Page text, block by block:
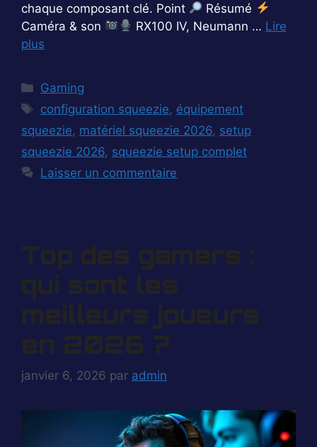
chaque composant clé. Point
Résumé
Caméra & son
RX100 IV, Neumann … Lire
plus
Catégories
Gaming
Étiquettes
configuration squeezie, équipement
squeezie, matériel squeezie 2026, setup
squeezie 2026, squeezie setup complet
Laisser un commentaire
Top des gamers :
qui sont les
meilleurs joueurs
en 2026 ?
janvier 6, 2026 par admin